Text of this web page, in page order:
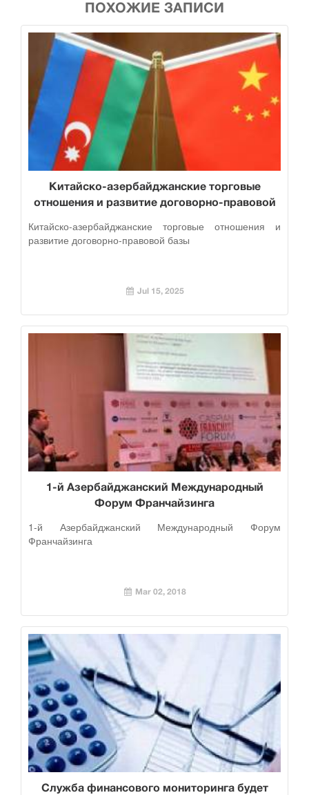
ПОХОЖИЕ ЗАПИСИ
Китайско-азербайджанские торговые
отношения и развитие договорно-правовой
Китайско-азербайджанские торговые отношения и
развитие договорно-правовой базы
Jul 15, 2025
1-й Азербайджанский Международный
Форум Франчайзинга
1-й Азербайджанский Международный Форум
Франчайзинга
Mar 02, 2018
Служба финансового мониторинга будет